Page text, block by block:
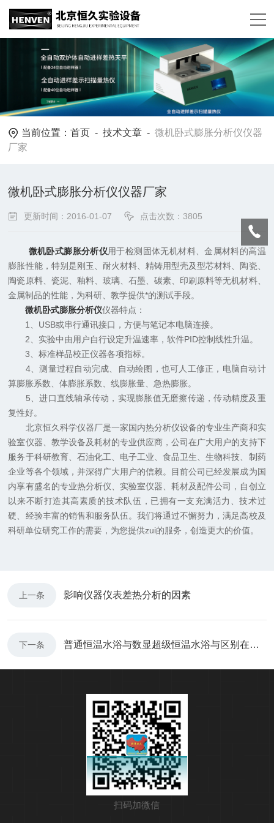
当前位置：首页 -技术文章 -微机卧式膨胀分析仪仪器
厂家
微机卧式膨胀分析仪仪器厂家
更新时间：2016-01-07 点击次数：3805
微机卧式膨胀分析仪用于检测固体无机材料、金属材料的高温
膨胀性能，特别是刚玉、耐火材料、精铸用型壳及型芯材料、陶瓷、
陶瓷原料、瓷泥、釉料、玻璃、石墨、碳素、印刷原料等无机材料、
金属制品的性能，为科研、教学提供*的测试手段。
微机卧式膨胀分析仪仪器特点：
1、USB或串行通讯接口，方便与笔记本电脑连接。
2、实验中由用户自行设定升温速率，软件PID控制线性升温。
3、标准样品校正仪器各项指标。
4、测量过程自动完成、自动绘图，也可人工修正，电脑自动计
算膨胀系数、体膨胀系数、线膨胀量、急热膨胀。
5、进口直线轴承传动，实现膨胀值无磨擦传递，传动精度及重
复性好。
北京恒久科学仪器厂是一家国内热分析仪设备的专业生产商和实
验室仪器、教学设备及耗材的专业供应商，公司在广大用户的支持下
服务于科研教育、石油化工、电子工业、食品卫生、生物科技、制药
企业等各个领域，并深得广大用户的信赖。目前公司已经发展成为国
内享有盛名的专业热分析仪、实验室仪器、耗材及配件公司，自创立
以来不断打造其高素质的技术队伍，已拥有一支充满活力、技术过
硬、经验丰富的销售和服务队伍。我们将通过不懈努力，满足高校及
科研单位研究工作的需要，为您提供zui的服务，创造更大的价值。
上一条 影响仪器仪表差热分析的因素
下一条 普通恒温水浴与数显超级恒温水浴与区别在那里
扫码加微信